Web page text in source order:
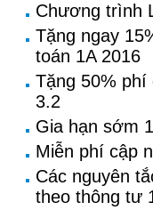
Chương trình
Tặng ngay
toán 1A 2016
Tặng 50% phí
3.2
Gia hạn sớm
Miễn phí cập
Các nguyên
theo thông tư